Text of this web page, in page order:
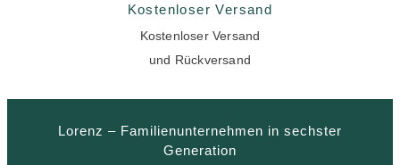
Kostenloser Versand
Kostenloser Versand
und Rückversand
Lorenz – Familienunternehmen in sechster
Generation